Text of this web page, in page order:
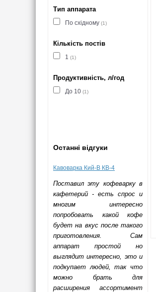
Тип аппарата
По східному (1)
Кількість постів
1 (1)
Продуктивність, л/год
До 10 (1)
Останні відгуки
Кавоварка Кий-В КВ-4
Поставил эту кофеварку в
кафетерий - есть спрос и
многим интересно
попробовать какой кофе
будет на вкус после такого
приготовления. Сам
аппарат простой но
выглядит интересно, это и
подкупает людей, так что
можно брать для
расширения ассортимент